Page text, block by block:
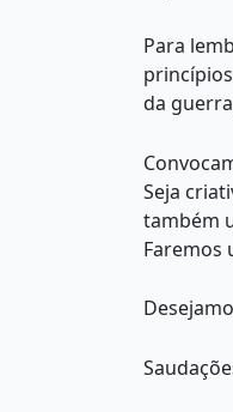
Para
da
Seja
também
Faremos